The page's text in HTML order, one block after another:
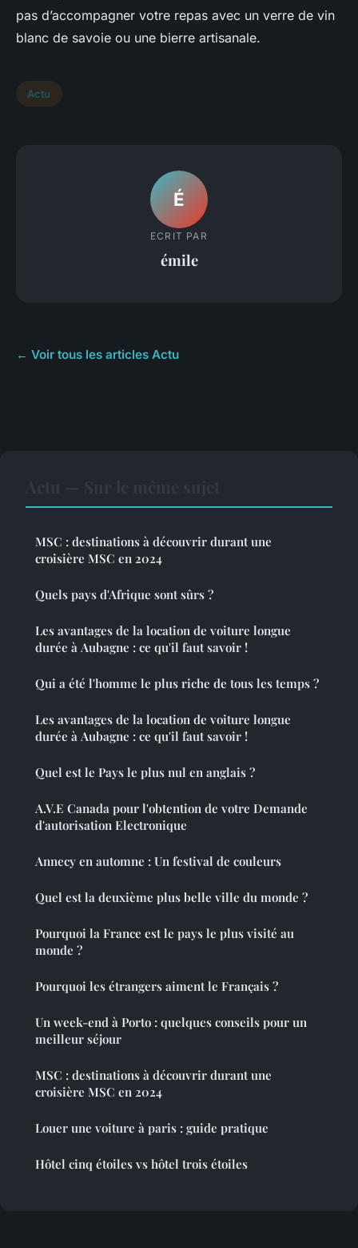
pas d’accompagner votre repas avec un verre de vin
blanc de savoie ou une bierre artisanale.
Actu
É
ECRIT PAR
émile
← Voir tous les articles Actu
MSC : destinations à découvrir durant une
croisière MSC en 2024
Quels pays d'Afrique sont sûrs ?
Les avantages de la location de voiture longue
durée à Aubagne : ce qu'il faut savoir !
Qui a été l'homme le plus riche de tous les temps ?
Les avantages de la location de voiture longue
durée à Aubagne : ce qu'il faut savoir !
Quel est le Pays le plus nul en anglais ?
A.V.E Canada pour l'obtention de votre Demande
d'autorisation Electronique
Annecy en automne : Un festival de couleurs
Quel est la deuxième plus belle ville du monde ?
Pourquoi la France est le pays le plus visité au
monde ?
Pourquoi les étrangers aiment le Français ?
Un week-end à Porto : quelques conseils pour un
meilleur séjour
MSC : destinations à découvrir durant une
croisière MSC en 2024
Louer une voiture à paris : guide pratique
Hôtel cinq étoiles vs hôtel trois étoiles